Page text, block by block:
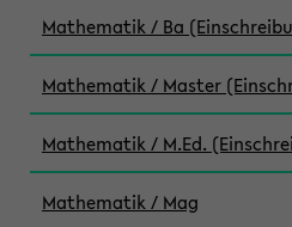
Mathematik / Ba
Mathematik / Master
Mathematik / M.Ed.
Mathematik / Mag